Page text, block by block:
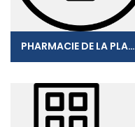
PHARMACIE DE LA PLAGE